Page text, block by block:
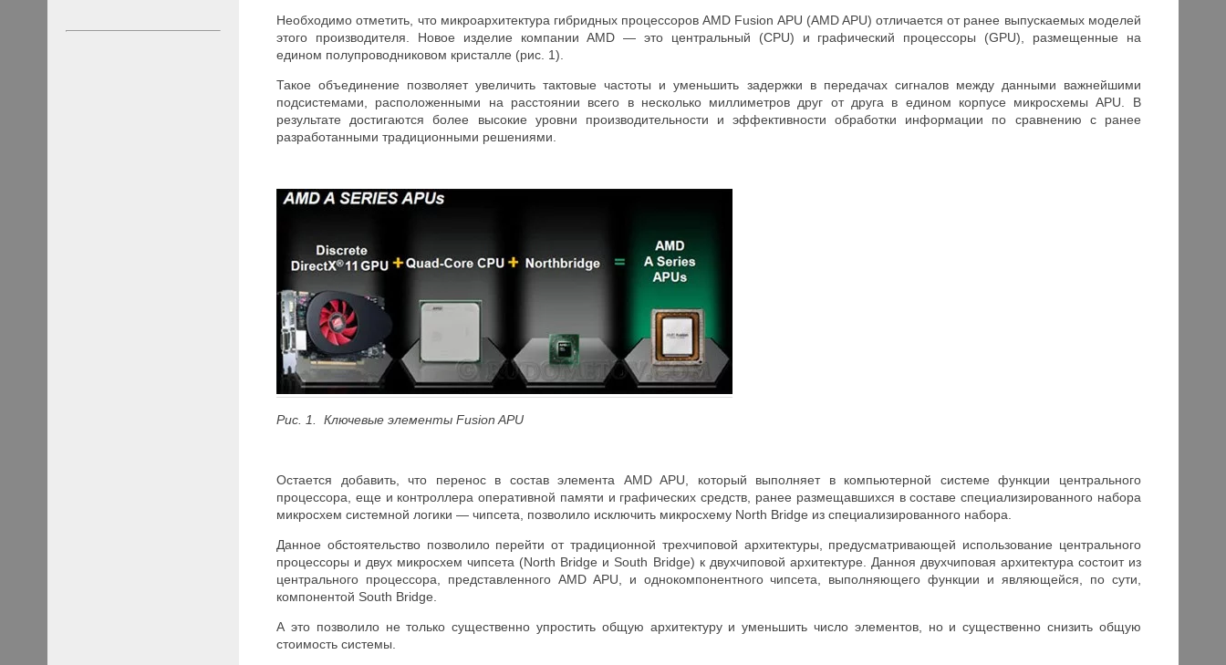
Необходимо отметить, что микроархитектура гибридных процессоров AMD Fusion APU (AMD APU) отличается от ранее выпускаемых моделей
этого производителя. Новое изделие компании AMD — это центральный (CPU) и графический процессоры (GPU), размещенные на
едином полупроводниковом кристалле (рис. 1).
Такое объединение позволяет увеличить тактовые частоты и уменьшить задержки в передачах сигналов между данными важнейшими
подсистемами, расположенными на расстоянии всего в несколько миллиметров друг от друга в едином корпусе микросхемы APU. В
результате достигаются более высокие уровни производительности и эффективности обработки информации по сравнению с ранее
разработанными традиционными решениями.
Рис. 1. Ключевые элементыFusion APU
Остается добавить, что перенос в состав элемента AMD APU, который выполняет в компьютерной системе функции центрального
процессора, еще и контроллера оперативной памяти и графических средств, ранее размещавшихся в составе специализированного набора
микросхем системной логики — чипсета, позволило исключить микросхему North Bridge из специализированного набора.
Данное обстоятельство позволило перейти от традиционной трехчиповой архитектуры, предусматривающей использование центрального
процессоры и двух микросхем чипсета (North Bridge и South Bridge) к двухчиповой архитектуре. Данноя двухчиповая архитектура состоит из
центрального процессора, представленного AMD APU, и однокомпонентного чипсета, выполняющего функции и являющейся, по сути,
компонентой South Bridge.
А это позволило не только существенно упростить общую архитектуру и уменьшить число элементов, но и существенно снизить общую
стоимость системы.